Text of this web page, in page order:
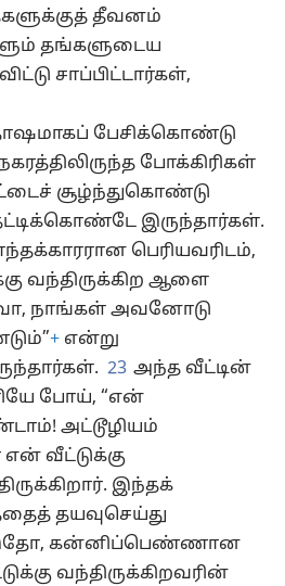
தீவனம்
தங்களுடைய
சாப்பிட்டார்கள்,
பேசிக்கொண்டு
போக்கிரிகள்
சூழ்ந்துகொண்டு
இருந்தார்கள்.
பெரியவரிடம்,
வந்திருக்கிற ஆளை
நாங்கள் அவனோடு
+ என்று
23 அந்த வீட்டின்
போய், “என்
அட்டூழியம்
வீட்டுக்கு
இந்தக்
தயவுசெய்து
கன்னிப்பெண்ணான
வந்திருக்கிறவரின்